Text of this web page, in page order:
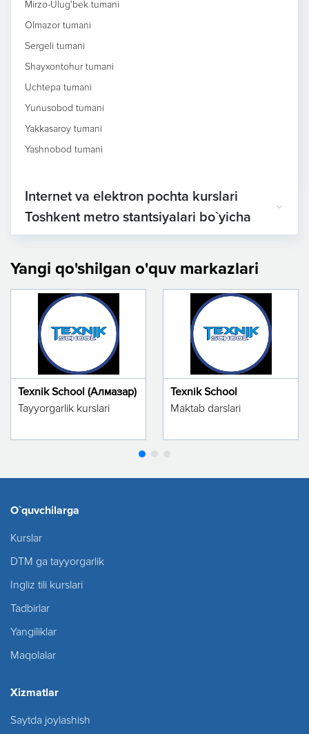
Mirzo-Ulug'bek tumani
Olmazor tumani
Sergeli tumani
Shayxontohur tumani
Uchtepa tumani
Yunusobod tumani
Yakkasaroy tumani
Yashnobod tumani
Internet va elektron pochta kurslari
Toshkent metro stantsiyalari bo`yicha
Yangi qo'shilgan o'quv markazlari
Texnik School (Алмазар)
Tayyorgarlik kurslari
Texnik School
Maktab darslari
O`quvchilarga
Kurslar
DTM ga tayyorgarlik
Ingliz tili kurslari
Tadbirlar
Yangiliklar
Maqolalar
Xizmatlar
Saytda joylashish